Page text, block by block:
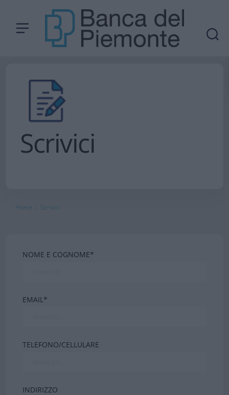
Scrivici
Home › Scrivici
NOME E COGNOME*
EMAIL*
TELEFONO/CELLULARE
INDIRIZZO